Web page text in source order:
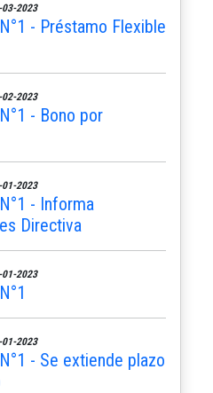
03-2023
- Préstamo Flexible
02-2023
- Bono por
01-2023
- Informa
Directiva
01-2023
01-2023
- Se extiende plazo